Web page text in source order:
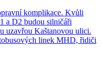
komplikace. Kvůli
a D2 budou silničáři
uzavřou Kaštanovou ulici.
linek MHD, řidiči